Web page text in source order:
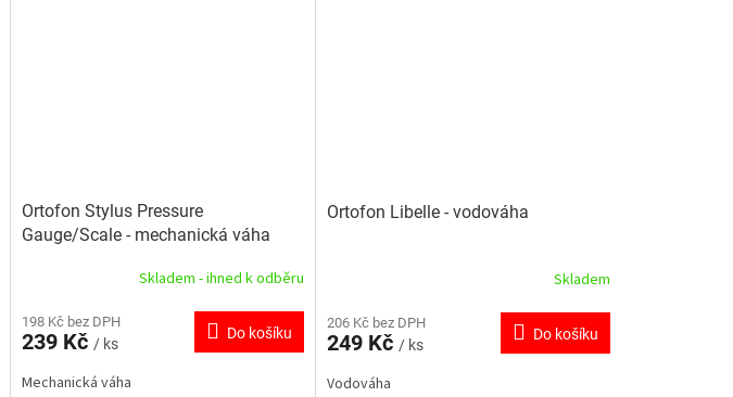
Ortofon Stylus Pressure
Gauge/Scale - mechanická váha
Skladem - ihned k odběru
198 Kč bez DPH
239 Kč / ks
Do košíku
Mechanická váha
Ortofon Libelle - vodováha
Skladem
206 Kč bez DPH
249 Kč / ks
Do košíku
Vodováha